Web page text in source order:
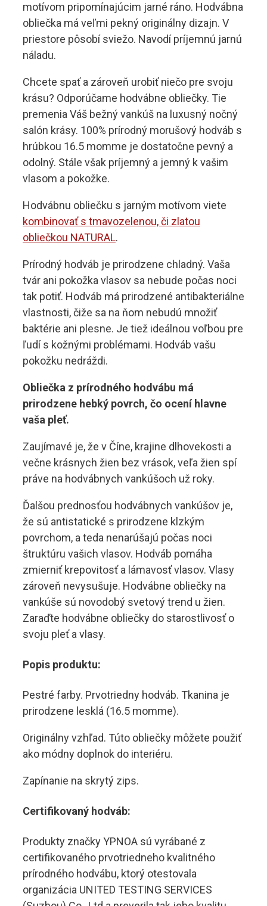
motívom pripomínajúcim jarné ráno. Hodvábna
obliečka má veľmi pekný originálny dizajn. V
priestore pôsobí sviežo. Navodí príjemnú jarnú
náladu.
Chcete spať a zároveň urobiť niečo pre svoju
krásu? Odporúčame hodvábne obliečky. Tie
premenia Váš bežný vankúš na luxusný nočný
salón krásy. 100% prírodný morušový hodváb s
hrúbkou 16.5 momme je dostatočne pevný a
odolný. Stále však príjemný a jemný k vašim
vlasom a pokožke.
Hodvábnu obliečku s jarným motívom viete
kombinovať s tmavozelenou, či zlatou
obliečkou NATURAL.
Prírodný hodváb je prirodzene chladný. Vaša
tvár ani pokožka vlasov sa nebude počas noci
tak potiť. Hodváb má prirodzené antibakteriálne
vlastnosti, čiže sa na ňom nebudú množiť
baktérie ani plesne. Je tiež ideálnou voľbou pre
ľudí s kožnými problémami. Hodváb vašu
pokožku nedráždi.
Obliečka z prírodného hodvábu má
prirodzene hebký povrch, čo ocení hlavne
vaša pleť.
Zaujímavé je, že v Číne, krajine dlhovekosti a
večne krásnych žien bez vrások, veľa žien spí
práve na hodvábnych vankúšoch už roky.
Ďalšou prednosťou hodvábnych vankúšov je,
že sú antistatické s prirodzene klzkým
povrchom, a teda nenarúšajú počas noci
štruktúru vašich vlasov. Hodváb pomáha
zmierniť krepovitosť a lámavosť vlasov. Vlasy
zároveň nevysušuje. Hodvábne obliečky na
vankúše sú novodobý svetový trend u žien.
Zaraďte hodvábne obliečky do starostlivosť o
svoju pleť a vlasy.
Popis produktu:
Pestré farby. Prvotriedny hodváb. Tkanina je
prirodzene lesklá (16.5 momme).
Originálny vzhľad. Túto obliečky môžete použiť
ako módny doplnok do interiéru.
Zapínanie na skrytý zips.
Certifikovaný hodváb:
Produkty značky YPNOA sú vyrábané z
certifikovaného prvotriedneho kvalitného
prírodného hodvábu, ktorý otestovala
organizácia UNITED TESTING SERVICES